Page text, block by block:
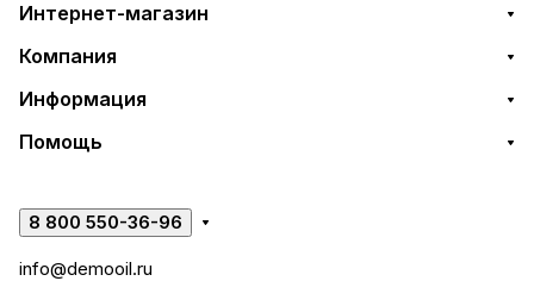
Интернет-магазин
Компания
Информация
Помощь
8 800 550-36-96
info@demooil.ru